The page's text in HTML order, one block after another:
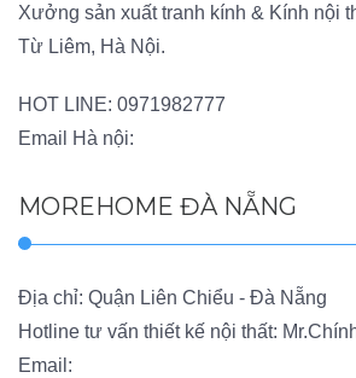
Xưởng sản xuất tranh kính & Kính nội
Từ Liêm, Hà Nội.
HOT LINE: 0971982777
Email Hà nội:
MOREHOME ĐÀ NẴNG
Địa chỉ: Quận Liên Chiểu - Đà Nẵng
Hotline tư vấn thiết kế nội thất:
Email: